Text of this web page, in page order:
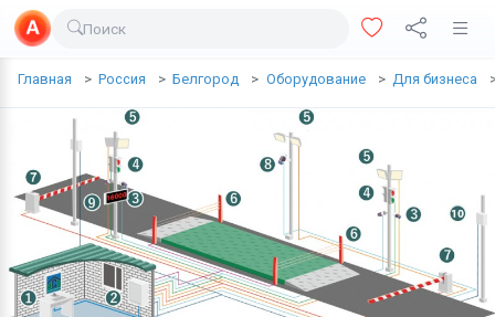
Поиск
Главная Россия Белгород Оборудование Для бизнеса
Доставка еды
Транспорт
Недвижимость
Услуги
Личные вещи
Одежда и обувь